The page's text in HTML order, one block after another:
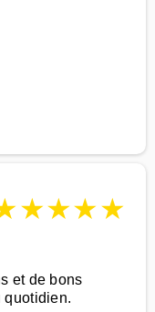
★★★★
et de bons
quotidien.